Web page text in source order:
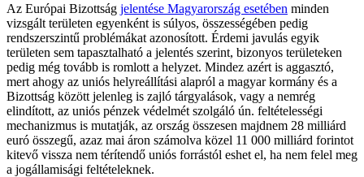
Az Európai Bizottság jelentése Magyarország esetében minden
vizsgált területen egyenként is súlyos, összességében pedig
rendszerszintű problémákat azonosított. Érdemi javulás egyik
területen sem tapasztalható a jelentés szerint, bizonyos területeken
pedig még tovább is romlott a helyzet. Mindez azért is aggasztó,
mert ahogy az uniós helyreállítási alapról a magyar kormány és a
Bizottság között jelenleg is zajló tárgyalások, vagy a nemrég
elindított, az uniós pénzek védelmét szolgáló ún. feltételességi
mechanizmus is mutatják, az ország összesen majdnem 28 milliárd
euró összegű, azaz mai áron számolva közel 11 000 milliárd forintot
kitevő vissza nem térítendő uniós forrástól eshet el, ha nem felel meg
a jogállamisági feltételeknek.